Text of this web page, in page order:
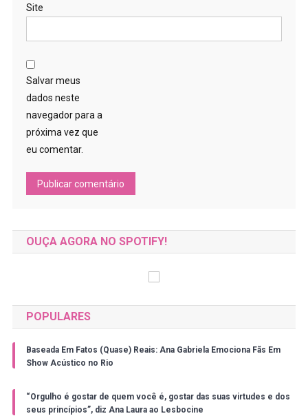
Site
Salvar meus
dados neste
navegador para a
próxima vez que
eu comentar.
OUÇA AGORA NO SPOTIFY!
POPULARES
Baseada Em Fatos (Quase) Reais: Ana Gabriela Emociona Fãs Em
Show Acústico no Rio
“Orgulho é gostar de quem você é, gostar das suas virtudes e dos
seus princípios”, diz Ana Laura ao Lesbocine